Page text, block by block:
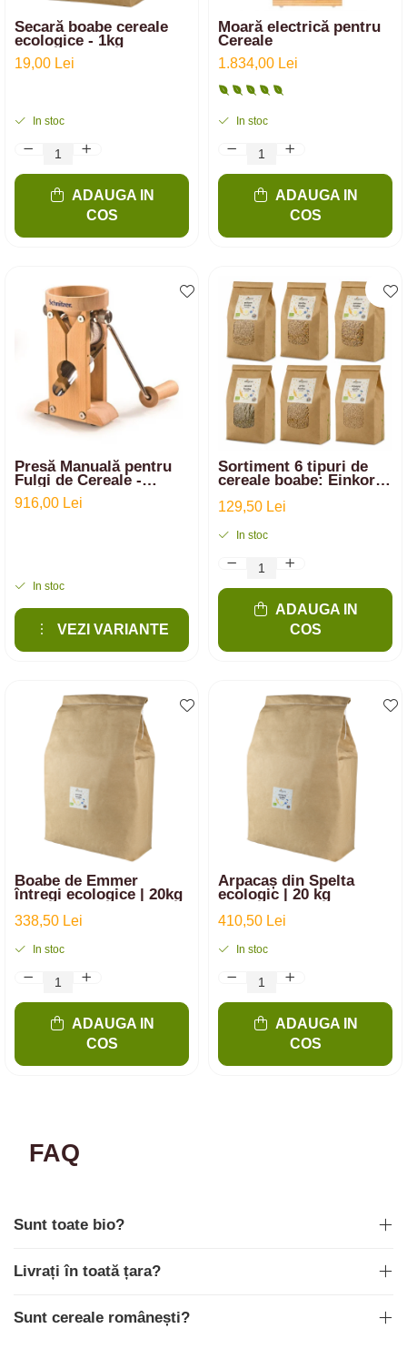
Secară boabe cereale
ecologice - 1kg
19,00 Lei
In stoc
ADAUGA IN
COS
Moară electrică pentru
Cereale
1.834,00 Lei
In stoc
ADAUGA IN
COS
Presă Manuală pentru
Fulgi de Cereale -
Campo de la
SCHNITZER
916,00 Lei
In stoc
VEZI VARIANTE
Sortiment 6 tipuri de
cereale boabe: Einkorn,
Grâu, arpacaș Spelta | 6
129,50 Lei
In stoc
ADAUGA IN
COS
Boabe de Emmer
întregi ecologice | 20kg
338,50 Lei
In stoc
ADAUGA IN
COS
Arpacaș din Spelta
ecologic | 20 kg
410,50 Lei
In stoc
ADAUGA IN
COS
FAQ
Sunt toate bio?
Livrați în toată țara?
Sunt cereale românești?